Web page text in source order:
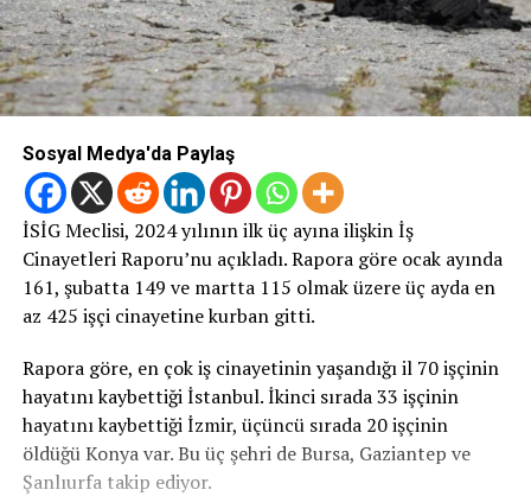
Sosyal Medya'da Paylaş
İSİG Meclisi, 2024 yılının ilk üç ayına ilişkin İş
Cinayetleri Raporu’nu açıkladı. Rapora göre ocak ayında
161, şubatta 149 ve martta 115 olmak üzere üç ayda en
az 425 işçi cinayetine kurban gitti.
Rapora göre, en çok iş cinayetinin yaşandığı il 70 işçinin
hayatını kaybettiği İstanbul. İkinci sırada 33 işçinin
hayatını kaybettiği İzmir, üçüncü sırada 20 işçinin
öldüğü Konya var. Bu üç şehri de Bursa, Gaziantep ve
Şanlıurfa takip ediyor.